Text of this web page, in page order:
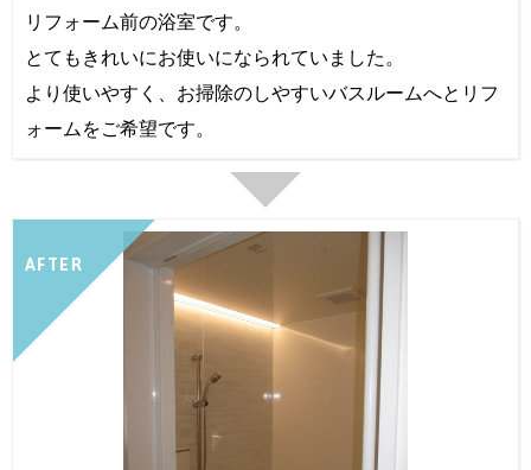
リフォーム前の浴室です。
とてもきれいにお使いになられていました。
より使いやすく、お掃除のしやすいバスルームへとリフ
ォームをご希望です。
AFTER